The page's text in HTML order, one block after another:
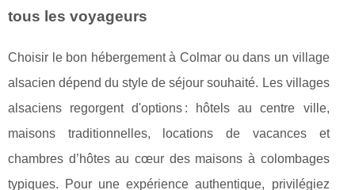
tous les voyageurs
Choisir le bon hébergement à Colmar ou dans un village
alsacien dépend du style de séjour souhaité. Les villages
alsaciens regorgent d'options : hôtels au centre ville,
maisons traditionnelles, locations de vacances et
chambres d’hôtes au cœur des maisons à colombages
typiques. Pour une expérience authentique, privilégiez